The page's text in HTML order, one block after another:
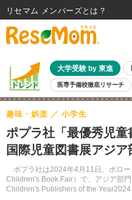
大学受験 by 東進
医専予備校徹底リサーチ
親子で考える大学選び 高校受験
共通テスト 夏休み
8月開催イベント・WS 全国公立高校
自由研究教材（小学生向け） 自由研
ポプラ社「最優秀児
国際児童図書展アジア
ポプラ社は2024年4月11日、ボロ
Children's Book Fair）で、アジア部
Children's Publishers of the
趣味・娯楽 小学生
リセマム メンバーズ